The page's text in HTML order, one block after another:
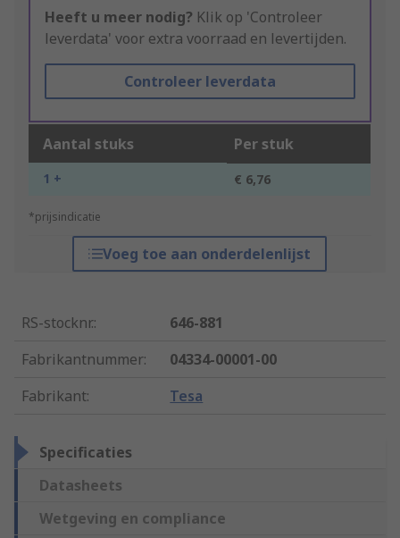
Heeft u meer nodig? Klik op 'Controleer
leverdata' voor extra voorraad en levertijden.
Controleer leverdata
Aantal stuks Per stuk
1 + € 6,76
*prijsindicatie
Voeg toe aan onderdelenlijst
RS-stocknr.:
646-881
Fabrikantnummer:
04334-00001-00
Fabrikant: Tesa
Specificaties
Datasheets
Wetgeving en compliance